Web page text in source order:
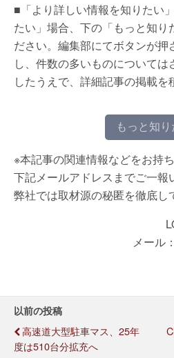
■「より詳しい情報を知りたい
たい」場合、下の「もっと知り
ださい。編集部にてボタンが押
し、件数の多いものについて
したうえで、詳細記事の掲載を
もっと知り
※本記事の関連情報などをお持
下記メールアドレスまでご一報
弊社では取材源の秘匿を徹底し
メール
以前の投稿
高速道大型駐車マス、25年
度は510台分拡充へ